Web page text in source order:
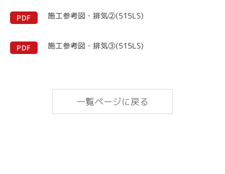
PDF 施工参考図・排気②(515LS)
PDF 施工参考図・排気③(515LS)
一覧ページに戻る